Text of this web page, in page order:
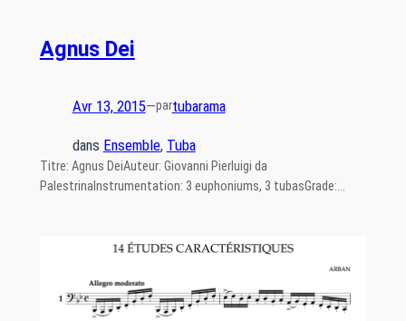
Agnus Dei
Avr 13, 2015—partubarama
dans Ensemble, Tuba
Titre: Agnus DeiAuteur: Giovanni Pierluigi da
PalestrinaInstrumentation: 3 euphoniums, 3 tubasGrade:…